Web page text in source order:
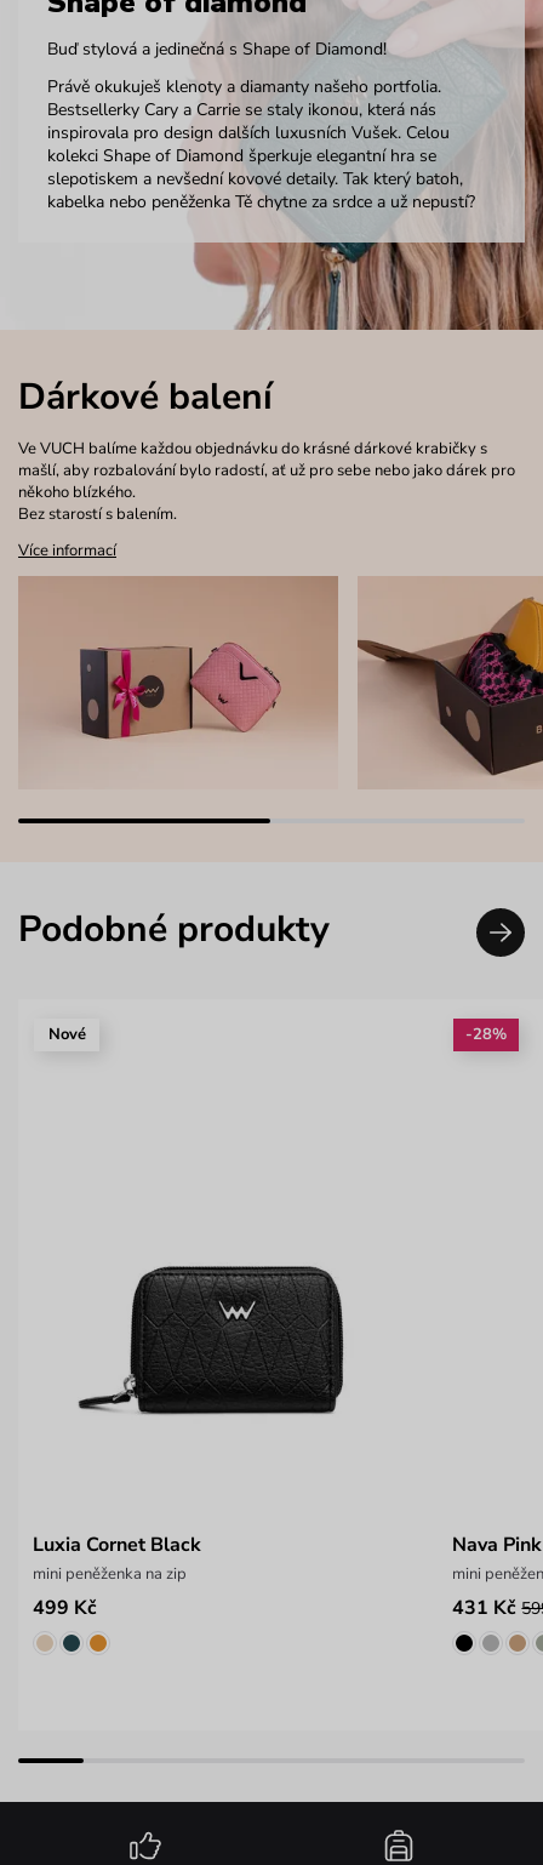
Buď stylová a jedinečná s Shape of Diamond!
Právě okukuješ klenoty a diamanty našeho portfolia.
Bestsellerky Cary a Carrie se staly ikonou, která nás
inspirovala pro design dalších luxusních Vušek. Celou
kolekci Shape of Diamond šperkuje elegantní hra se
slepotiskem a nevšední kovové detaily. Tak který batoh,
kabelka nebo peněženka Tě chytne za srdce a už nepustí?
Dárkové balení
Ve VUCH balíme každou objednávku do krásné dárkové krabičky s
mašlí, aby rozbalování bylo radostí, ať už pro sebe nebo jako dárek pro
někoho blízkého.
Bez starostí s balením.
Více informací
Podobné produkty
Nové
Luxia Cornet Black
mini peněženka na zip
499 Kč
-28%
Nava Pink
mini
431 Kč